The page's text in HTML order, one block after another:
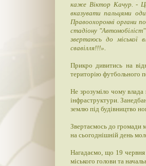
каже Віктор Качур. -
вказувати пальцями
Правоохоронні органи
стадіону
звертаюсь до міської
свавілля!!!».
Прикро дивитись на
територію футбольного
Не зрозуміло чому
інфраструктури.
землю під будівництво
Звертаємось до громади
на сьогоднішній день
Нагадаємо, що 19 червня
міського голови та